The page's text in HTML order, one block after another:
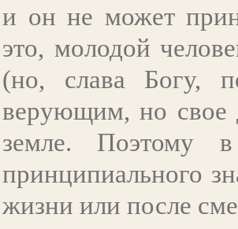
и он не может
это, молодой
(но, слава Богу,
верующим, но свое
земле. Поэтому
принципиального
жизни или после